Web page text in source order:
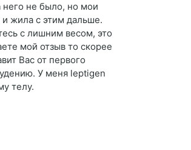
него не было, но мои
и жила с этим дальше.
с лишним весом, это
мой отзыв то скорее
Вас от первого
У меня leptigen
телу.